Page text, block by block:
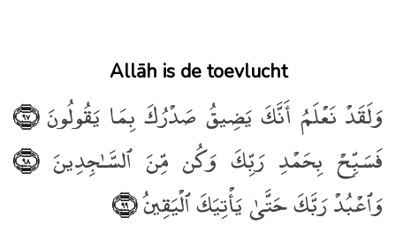
Allāh is de toevlucht
وَلَقَدْ نَعْلَمُ أَنَّكَ يَضِيقُ صَدْرُكَ بِمَا يَقُولُونَ﴿٩٧﴾
فَسَبِّحْ بِحَمْدِ رَبِّكَ وَكُن مِّنَ ٱلسَّـٰجِدِينَ﴿٩٨﴾
وَٱعْبُدْ رَبَّكَ حَتَّىٰ يَأْتِيَكَ ٱلْيَقِينُ﴿٩٩﴾